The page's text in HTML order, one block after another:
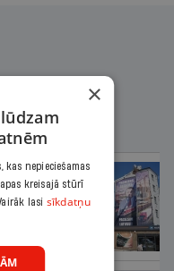
par
×
kas nepieciešamas
kreisajā stūrī
lasi sīkdatņu